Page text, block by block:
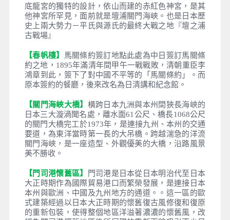
【赤間神宮】紀念第51代天皇所建，其水天門為仿海
底龍宮的獨特的設計，依山而建的赤紅色神宮，是其
他神宮所罕見，面前就是壇浦關門海峽。也是日本歷
史上兩大勢力－平氏與源氏的最終大戰之地『壇之浦
【春帆樓】馬關條約簽訂地點此處為中日簽訂馬關條
約之地，1895年滿清年間甲午一戰戰敗，清朝重臣李
鴻章到此，簽下了對中國不平等的「馬關條約」。而
原本簽約的餐廳，後來改名為日清講和紀念館。